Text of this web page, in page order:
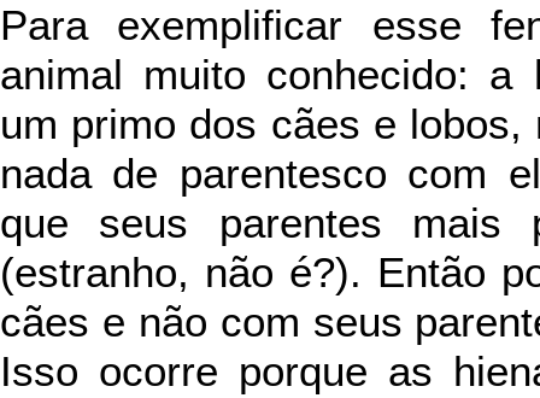
Para exemplificar esse
animal muito conhecido: a
um primo dos cães e
nada de parentesco com
que seus parentes mais
(estranho, não é?). Então
cães e não com seus
Isso ocorre porque as